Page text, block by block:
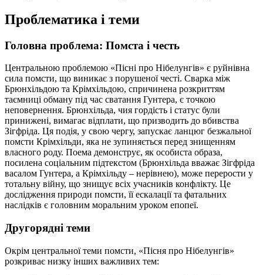
Проблематика і теми
Головна проблема: Помста і честь
Центральною проблемою «Пісні про Нібелунгів» є руйнівна
сила помсти, що виникає з порушеної честі. Сварка між
Брюнхільдою та Крімхільдою, спричинена розкриттям
таємниці обману під час сватання Гунтера, є точкою
неповернення. Брюнхільда, чия гордість і статус були
принижені, вимагає відплати, що призводить до вбивства
Зігфріда. Ця подія, у свою чергу, запускає ланцюг безжальної
помсти Крімхільди, яка не зупиняється перед знищенням
власного роду. Поема демонструє, як особиста образа,
посилена соціальним підтекстом (Брюнхільда вважає Зігфріда
васалом Гунтера, а Крімхільду – нерівнею), може перерости у
тотальну війну, що знищує всіх учасників конфлікту. Це
дослідження природи помсти, її ескалації та фатальних
наслідків є головним моральним уроком епопеї.
Другорядні теми
Окрім центральної теми помсти, «Пісня про Нібелунгів»
розкриває низку інших важливих тем: